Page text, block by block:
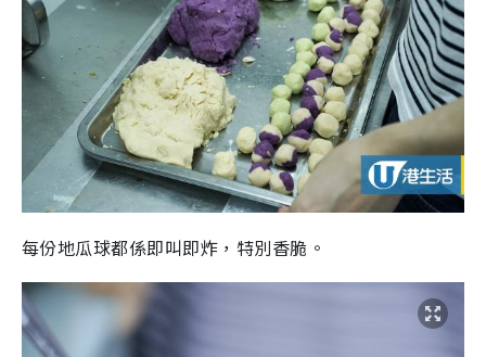
每份地瓜球都係即叫即炸，特別香脆。